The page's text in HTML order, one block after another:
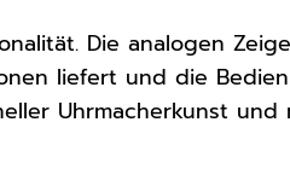
Die analogen
liefert und die
Uhrmacherkunst und